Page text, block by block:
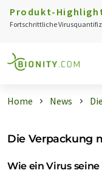
Produkt-
Fortschrittliche
Home News
Die Verpackung
Wie ein Virus